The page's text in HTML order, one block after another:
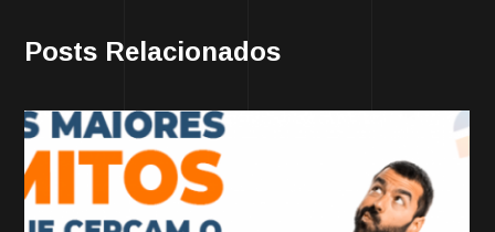
Posts Relacionados